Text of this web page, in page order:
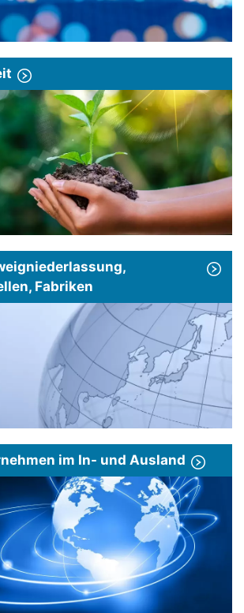
Fabriken
im In- und Ausland